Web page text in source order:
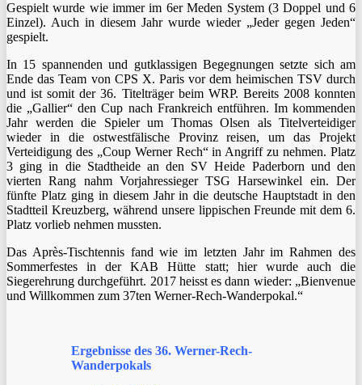
Gespielt wurde wie immer im 6er Meden System (3 Doppel und 6
Einzel). Auch in diesem Jahr wurde wieder „Jeder gegen Jeden“
gespielt.
In 15 spannenden und gutklassigen Begegnungen setzte sich am
Ende das Team von CPS X. Paris vor dem heimischen TSV durch
und ist somit der 36. Titelträger beim WRP. Bereits 2008 konnten
die „Gallier“ den Cup nach Frankreich entführen. Im kommenden
Jahr werden die Spieler um Thomas Olsen als Titelverteidiger
wieder in die ostwestfälische Provinz reisen, um das Projekt
Verteidigung des „Coup Werner Rech“ in Angriff zu nehmen. Platz
3 ging in die Stadtheide an den SV Heide Paderborn und den
vierten Rang nahm Vorjahressieger TSG Harsewinkel ein. Der
fünfte Platz ging in diesem Jahr in die deutsche Hauptstadt in den
Stadtteil Kreuzberg, während unsere lippischen Freunde mit dem 6.
Platz vorlieb nehmen mussten.
Das Après-Tischtennis fand wie im letzten Jahr im Rahmen des
Sommerfestes in der KAB Hütte statt; hier wurde auch die
Siegerehrung durchgeführt. 2017 heisst es dann wieder: „Bienvenue
und Willkommen zum 37ten Werner-Rech-Wanderpokal.“
Ergebnisse des 36. Werner-Rech-
Wanderpokals